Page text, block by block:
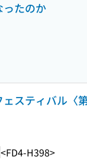
ったのか
スティバル〈
<FD4-H398>